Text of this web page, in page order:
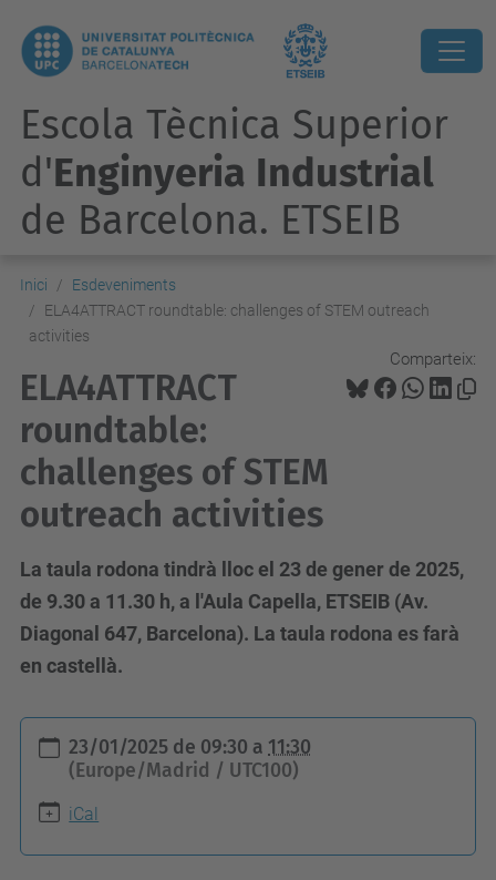
Escola Tècnica Superior
d'Enginyeria Industrial
de Barcelona. ETSEIB
Inici
Esdeveniments
ELA4ATTRACT roundtable: challenges of STEM outreach
activities
Comparteix:
ELA4ATTRACT
roundtable:
challenges of STEM
outreach activities
La taula rodona tindrà lloc el 23 de gener de 2025,
de 9.30 a 11.30 h, a l'Aula Capella, ETSEIB (Av.
Diagonal 647, Barcelona). La taula rodona es farà
en castellà.
s
23/01/2025 de 09:30 a 11:30
(Europe/Madrid / UTC100)
iCal